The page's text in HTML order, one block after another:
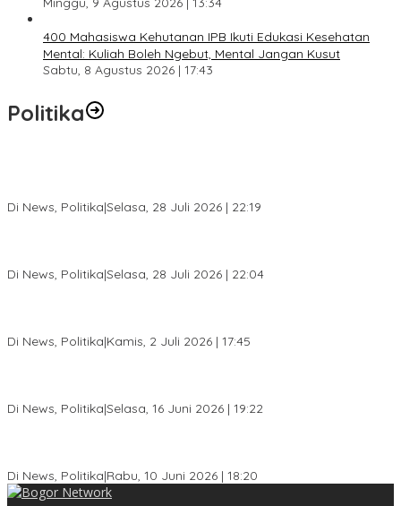
400 Mahasiswa Kehutanan IPB Ikuti Edukasi Kesehatan
Mental: Kuliah Boleh Ngebut, Mental Jangan Kusut
Sabtu, 8 Agustus 2026 | 17:43
Politika
Di News, Politika|Selasa, 28 Juli 2026 | 22:19
Di News, Politika|Selasa, 28 Juli 2026 | 22:04
Di News, Politika|Kamis, 2 Juli 2026 | 17:45
Di News, Politika|Selasa, 16 Juni 2026 | 19:22
Di News, Politika|Rabu, 10 Juni 2026 | 18:20